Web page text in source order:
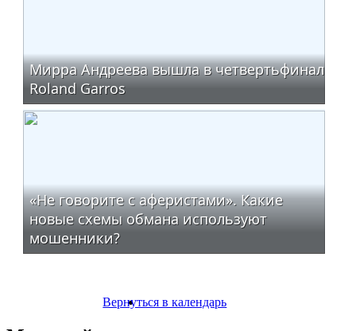
Мирра Андреева вышла в четвертьфинал
Roland Garros
«Не говорите с аферистами». Какие
новые схемы обмана используют
мошенники?
Вернуться в календарь